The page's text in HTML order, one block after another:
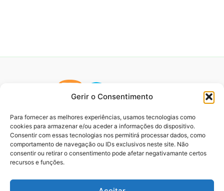
Gerir o Consentimento
Para fornecer as melhores experiências, usamos tecnologias como
cookies para armazenar e/ou aceder a informações do dispositivo.
Consentir com essas tecnologias nos permitirá processar dados, como
comportamento de navegação ou IDs exclusivos neste site. Não
consentir ou retirar o consentimento pode afetar negativamante certos
recursos e funções.